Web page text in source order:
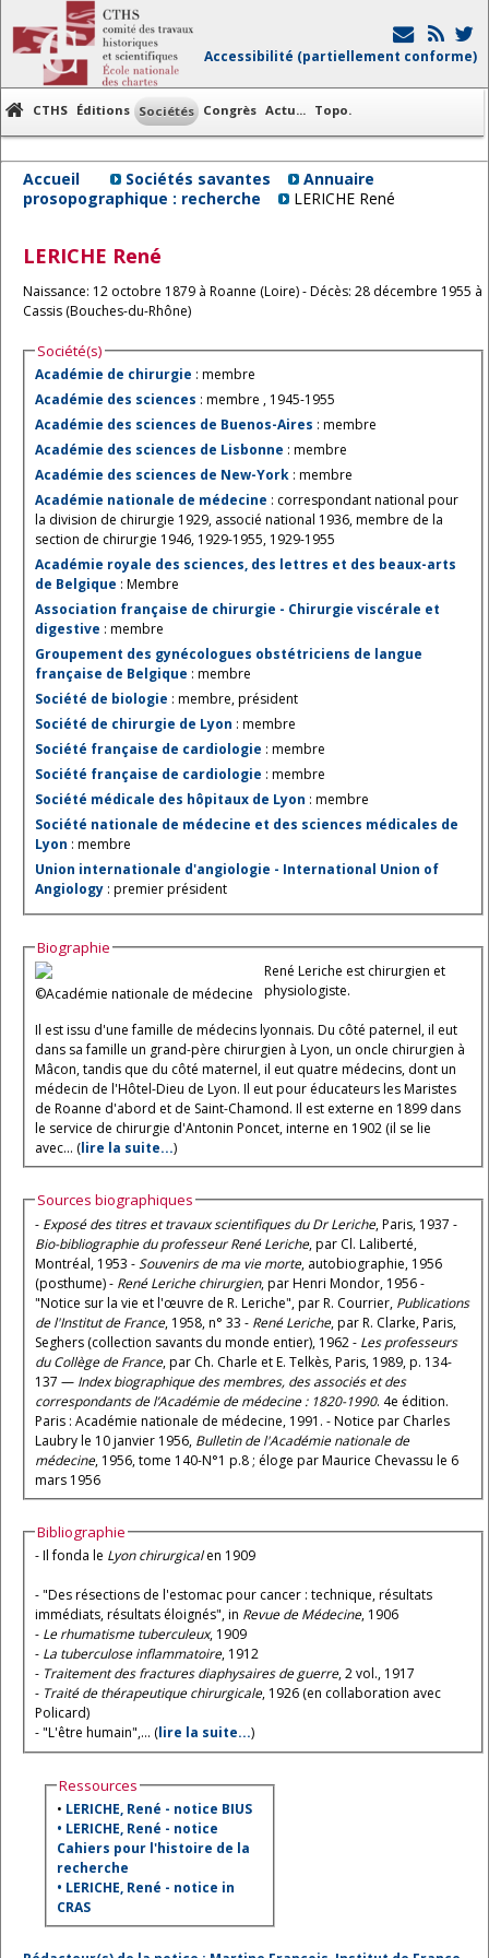
Accessibilité (partiellement conforme)
CTHS Éditions Sociétés Congrès Actu... Topo.
Accueil Sociétés savantes
Annuaire
prosopographique : recherche
LERICHE René
LERICHE René
Naissance: 12 octobre 1879 à Roanne (Loire) - Décès: 28 décembre 1955 à
Cassis (Bouches-du-Rhône)
Société(s)
Académie de chirurgie : membre
Académie des sciences : membre , 1945-1955
Académie des sciences de Buenos-Aires : membre
Académie des sciences de Lisbonne : membre
Académie des sciences de New-York : membre
Académie nationale de médecine : correspondant national pour
la division de chirurgie 1929, associé national 1936, membre de la
section de chirurgie 1946, 1929-1955, 1929-1955
Académie royale des sciences, des lettres et des beaux-arts
de Belgique : Membre
Association française de chirurgie - Chirurgie viscérale et
digestive : membre
Groupement des gynécologues obstétriciens de langue
française de Belgique : membre
Société de biologie : membre, président
Société de chirurgie de Lyon : membre
Société française de cardiologie : membre
Société française de cardiologie : membre
Société médicale des hôpitaux de Lyon : membre
Société nationale de médecine et des sciences médicales de
Lyon : membre
Union internationale d'angiologie - International Union of
Angiology : premier président
Biographie
©Académie nationale de médecine
René Leriche est chirurgien et
physiologiste.
Il est issu d'une famille de médecins lyonnais. Du côté paternel, il eut
dans sa famille un grand-père chirurgien à Lyon, un oncle chirurgien à
Mâcon, tandis que du côté maternel, il eut quatre médecins, dont un
médecin de l'Hôtel-Dieu de Lyon. Il eut pour éducateurs les Maristes
de Roanne d'abord et de Saint-Chamond. Il est externe en 1899 dans
le service de chirurgie d'Antonin Poncet, interne en 1902 (il se lie
avec... (lire la suite...)
Sources biographiques
- Exposé des titres et travaux scientifiques du Dr Leriche, Paris, 1937 -
Bio-bibliographie du professeur René Leriche, par Cl. Laliberté,
Montréal, 1953 -Souvenirs de ma vie morte, autobiographie, 1956
(posthume) - René Leriche chirurgien, par Henri Mondor, 1956 -
"Notice sur la vie et l'œuvre de R. Leriche", par R. Courrier, Publications
de l'Institut de France, 1958, n° 33 - René Leriche, par R. Clarke, Paris,
Seghers (collection savants du monde entier), 1962 - Les professeurs
du Collège de France, par Ch. Charle et E. Telkès, Paris, 1989, p. 134-
137 — Index biographique des membres, des associés et des
correspondants de l’Académie de médecine : 1820-1990. 4e édition.
Paris : Académie nationale de médecine, 1991. - Notice par Charles
Laubry le 10 janvier 1956, Bulletin de l'Académie nationale de
médecine, 1956, tome 140-N°1 p.8 ; éloge par Maurice Chevassu le 6
mars 1956
Bibliographie
- Il fonda le Lyon chirurgicalen 1909
- "Des résections de l'estomac pour cancer : technique, résultats
immédiats, résultats éloignés", in Revue de Médecine, 1906
- Le rhumatisme tuberculeux, 1909
- La tuberculose inflammatoire, 1912
- Traitement des fractures diaphysaires de guerre, 2 vol., 1917
- Traité de thérapeutique chirurgicale, 1926 (en collaboration avec
Policard)
- "L'être humain",... (lire la suite...)
Ressources
• LERICHE, René - notice BIUS
• LERICHE, René - notice
Cahiers pour l'histoire de la
recherche
• LERICHE, René - notice in
CRAS